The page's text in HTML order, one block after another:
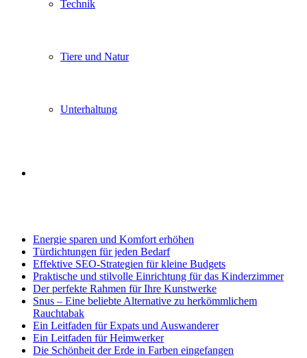
Technik
Tiere und Natur
Unterhaltung
Energie sparen und Komfort erhöhen
Türdichtungen für jeden Bedarf
Effektive SEO-Strategien für kleine Budgets
Praktische und stilvolle Einrichtung für das Kinderzimmer
Der perfekte Rahmen für Ihre Kunstwerke
Snus – Eine beliebte Alternative zu herkömmlichem
Rauchtabak
Ein Leitfaden für Expats und Auswanderer
Ein Leitfaden für Heimwerker
Die Schönheit der Erde in Farben eingefangen